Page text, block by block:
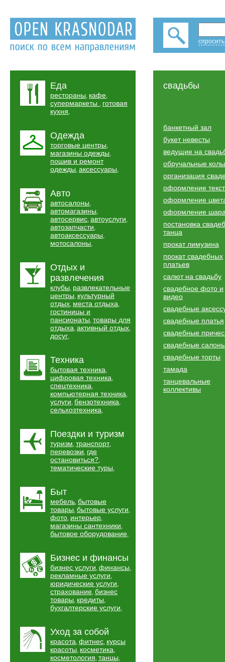
Еда
рестораны, кафе,
супермаркеты , готовая
кухня,
Одежда
торговые центры,
магазины одежды,
пошив и ремонт
одежды, аксессуары,
Авто
автосалоны,
автомагазины,
автосервис, автоуслуги,
автозапчасти,
автоаксессуары,
мотосалоны,
Отдых и
развлечения
клубы, развлекательные
центры, культурный
отдых, места отдыха,
гостиницы и
пансионаты, товары для
отдыха, активный отдых,
досуг,
Техника
бытовая техника,
цифровая техника,
спецтехника,
компьютерная техника,
услуги, бензотехника,
сельхозтехника,
Поездки и туризм
туризм, транспорт,
перевозки, где
остановиться?,
тематические туры,
Быт
мебель, бытовые
товары, бытовые услуги,
фото, интерьер,
магазины сантехники,
бытовое оборудование,
Бизнес и финансы
бизнес услуги, финансы,
рекламные услуги,
юридические услуги,
страхование, бизнес
товары, кредиты,
бухгалтерские услуги,
Уход за собой
красота, фитнес, курсы
красоты, косметика,
косметология, танцы,
свадьбы
банкетный зал
букет невесты
ведущие на
обручальные
организация
оформление
оформление
оформление
постановка
танца
прокат лимузина
прокат свадебных
платьев
салют на свадьбу
свадебное фото и
видео
свадебные
свадебные платья
свадебные
свадебные
свадебные торты
тамада
танцевальные
коллективы